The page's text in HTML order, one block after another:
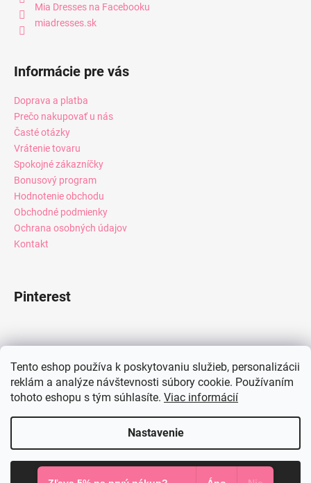
Tento eshop používa k poskytovaniu služieb, personalizácii
reklám a analýze návštevnosti súbory cookie. Používaním
tohoto eshopu s tým súhlasíte. Viac informácií
Nastavenie
Súhlasím
Mia Dresses na Facebooku
miadresses.sk
Informácie pre vás
Doprava a platba
Prečo nakupovať u nás
Časté otázky
Vrátenie tovaru
Spokojné zákazníčky
Bonusový program
Hodnotenie obchodu
Obchodné podmienky
Ochrana osobných údajov
Kontakt
Pinterest
Instagram
Copyright 2026
Mia Dresses . Všetky práva vyhradené.